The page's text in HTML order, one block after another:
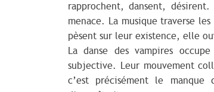
rapprochent, dansent,
menace. La musique traverse
pèsent sur leur existence, elle
La danse des vampires
subjective. Leur mouvement
c’est précisément le